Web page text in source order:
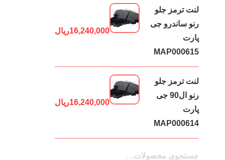
لنت ترمز جلو
رنو ساندرو جی
پارت
MAP000615
16,240,000ریال
لنت ترمز جلو
رنو ال90 جی
پارت
MAP000614
16,240,000ریال